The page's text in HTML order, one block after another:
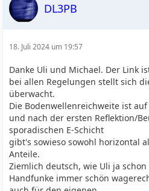
DL3PB
18. Juli 2024 um 19:57
Danke Uli und Michael. Der Link
bei allen Regelungen stellt sich
überwacht.
Die Bodenwellenreichweite ist
und nach der ersten Reflektion/
sporadischen E-Schicht
gibt's sowieso sowohl horizontal
Anteile.
Ziemlich deutsch, wie Uli ja
Handfunke immer schön